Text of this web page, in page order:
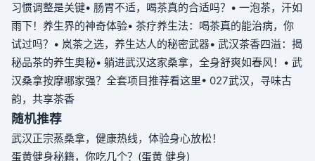
习惯调整是关键• 肠胃不适，喝茶真的合适吗？ • 一泡茶，汗如
雨下！养生界的神奇体验• 茶疗养生法：喝茶真的能治病，你
试过吗？ • 岚茶之选，养生达人的秘密武器• 武汉茶香四溢：揭
秘品茶的养生奥秘• 躺进武汉这家桑拿，全身舒爽如春风！
• 武
汉桑拿按摩哪家强？全套项目推荐看这里• 027武汉，寻味古
韵，共享茶香
随机推荐
武汉正宗蒸桑拿，健康热线，体验身心放松！
蛋黄健身秘籍，你吃几个？(蛋黄 健身)